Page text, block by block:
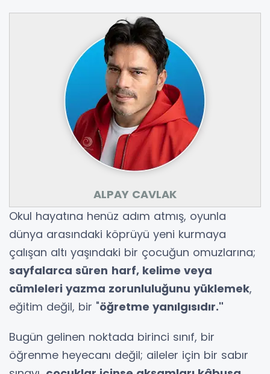
ALPAY CAVLAK
Okul hayatına henüz adım atmış, oyunla
dünya arasındaki köprüyü yeni kurmaya
çalışan altı yaşındaki bir çocuğun omuzlarına;
sayfalarca süren harf, kelime veya
cümleleri yazma zorunluluğunu yüklemek,
eğitim değil, bir "öğretme yanılgısıdır."
Bugün gelinen noktada birinci sınıf, bir
öğrenme heyecanı değil; aileler için bir sabır